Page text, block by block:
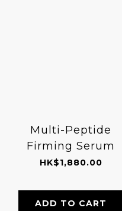
Multi-Peptide
Firming Serum
HK$1,880.00
ADD TO CART